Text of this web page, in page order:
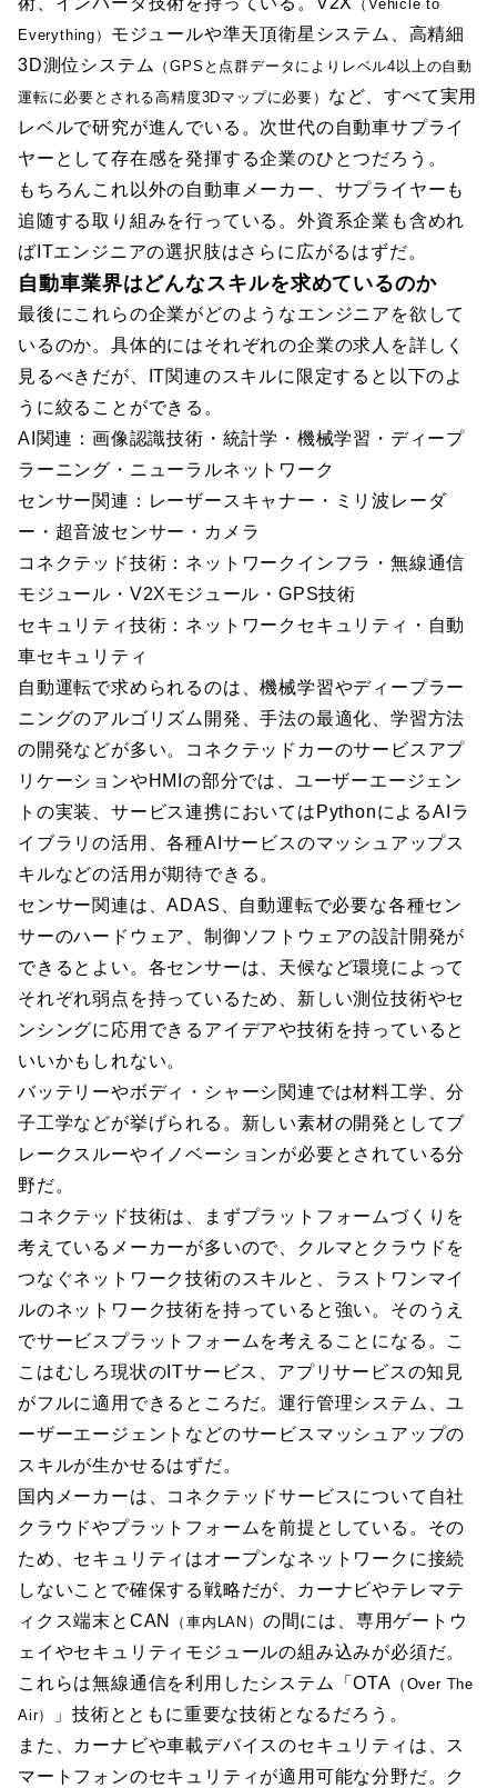
（Vehicle to
Everything） モジュールや準天頂衛星システム、高精細
3D測位システム
（GPSと点群データによりレベル4以上の自動
運転に必要とされる高精度3Dマップに必要） など、すべて実用
レベルで研究が進んでいる。次世代の自動車サプライ
ヤーとして存在感を発揮する企業のひとつだろう。
もちろんこれ以外の自動車メーカー、サプライヤーも
追随する取り組みを行っている。外資系企業も含めれ
ばITエンジニアの選択肢はさらに広がるはずだ。
自動車業界はどんなスキルを求めているのか
最後にこれらの企業がどのようなエンジニアを欲して
いるのか。具体的にはそれぞれの企業の求人を詳しく
見るべきだが、IT関連のスキルに限定すると以下のよ
うに絞ることができる。
AI関連：画像認識技術・統計学・機械学習・ディープ
ラーニング・ニューラルネットワーク
センサー関連：レーザースキャナー・ミリ波レーダ
ー・超音波センサー・カメラ
コネクテッド技術：ネットワークインフラ・無線通信
モジュール・V2Xモジュール・GPS技術
セキュリティ技術：ネットワークセキュリティ・自動
車セキュリティ
自動運転で求められるのは、機械学習やディープラー
ニングのアルゴリズム開発、手法の最適化、学習方法
の開発などが多い。コネクテッドカーのサービスアプ
リケーションやHMIの部分では、ユーザーエージェン
トの実装、サービス連携においてはPythonによるAIラ
イブラリの活用、各種AIサービスのマッシュアップス
キルなどの活用が期待できる。
センサー関連は、ADAS、自動運転で必要な各種セン
サーのハードウェア、制御ソフトウェアの設計開発が
できるとよい。各センサーは、天候など環境によって
それぞれ弱点を持っているため、新しい測位技術やセ
ンシングに応用できるアイデアや技術を持っていると
いいかもしれない。
バッテリーやボディ・シャーシ関連では材料工学、分
子工学などが挙げられる。新しい素材の開発としてブ
レークスルーやイノベーションが必要とされている分
野だ。
コネクテッド技術は、まずプラットフォームづくりを
考えているメーカーが多いので、クルマとクラウドを
つなぐネットワーク技術のスキルと、ラストワンマイ
ルのネットワーク技術を持っていると強い。そのうえ
でサービスプラットフォームを考えることになる。こ
こはむしろ現状のITサービス、アプリサービスの知見
がフルに適用できるところだ。運行管理システム、ユ
ーザーエージェントなどのサービスマッシュアップの
スキルが生かせるはずだ。
国内メーカーは、コネクテッドサービスについて自社
クラウドやプラットフォームを前提としている。その
ため、セキュリティはオープンなネットワークに接続
しないことで確保する戦略だが、カーナビやテレマテ
ィクス端末とCAN
（車内LAN） の間には、専用ゲートウ
ェイやセキュリティモジュールの組み込みが必須だ。
これらは無線通信を利用したシステム「OTA （Over The
Air）
」技術とともに重要な技術となるだろう。
また、カーナビや車載デバイスのセキュリティは、ス
マートフォンのセキュリティが適用可能な分野だ。ク